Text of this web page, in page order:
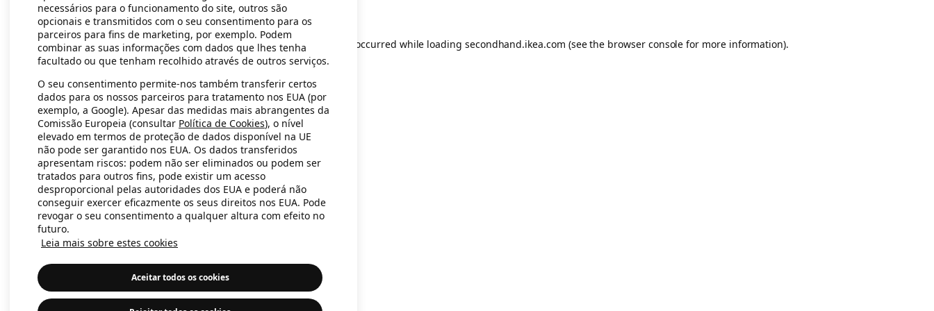
Application error: a client-side exception has occurred while loading secondhand.ikea.com (see the browser console for more information).
necessários para o funcionamento do site, outros são
opcionais e transmitidos com o seu consentimento para os
parceiros para fins de marketing, por exemplo. Podem
combinar as suas informações com dados que lhes tenha
facultado ou que tenham recolhido através de outros serviços.
O seu consentimento permite-nos também transferir certos
dados para os nossos parceiros para tratamento nos EUA (por
exemplo, a Google). Apesar das medidas mais abrangentes da
Comissão Europeia (consultar Política de Cookies), o nível
elevado em termos de proteção de dados disponível na UE
não pode ser garantido nos EUA. Os dados transferidos
apresentam riscos: podem não ser eliminados ou podem ser
tratados para outros fins, pode existir um acesso
desproporcional pelas autoridades dos EUA e poderá não
conseguir exercer eficazmente os seus direitos nos EUA. Pode
revogar o seu consentimento a qualquer altura com efeito no
futuro.
Leia mais sobre estes cookies
Aceitar todos os cookies